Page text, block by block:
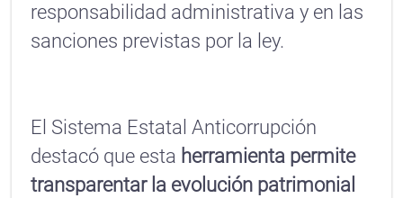
responsabilidad administrativa y en las
sanciones previstas por la ley.
El Sistema Estatal Anticorrupción
destacó que esta herramienta permite
transparentar la evolución patrimonial